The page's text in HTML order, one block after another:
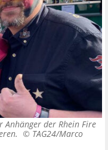
Anhänger der Rhein Fire
© TAG24/Marco